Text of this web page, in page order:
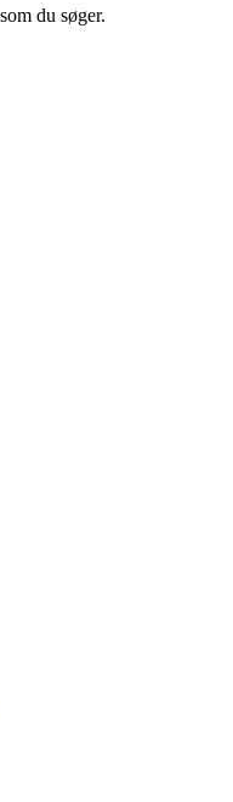
du søger.